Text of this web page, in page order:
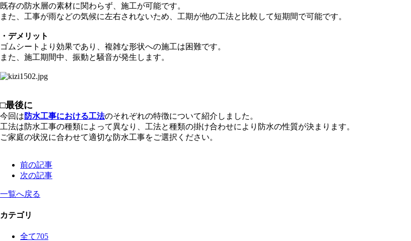
既存の防水層の素材に関わらず、施工が可能です。
また、工事が雨などの気候に左右されないため、工期が他の工法と比較して短期間で可能です。
・デメリット
ゴムシートより効果であり、複雑な形状への施工は困難です。
また、施工期間中、振動と騒音が発生します。
□最後に
今回は 防水工事における工法のそれぞれの特徴について紹介しました。
工法は防水工事の種類によって異なり、工法と種類の掛け合わせにより防水の性質が決まります。
ご家庭の状況に合わせて適切な防水工事をご選択ください。
前の記事
次の記事
一覧へ戻る
カテゴリ
全て705